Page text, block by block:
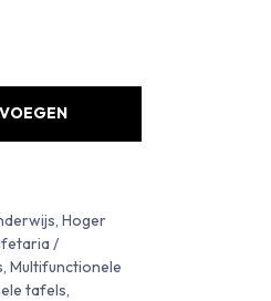
Hoger
/
Multifunctionele
tafels,